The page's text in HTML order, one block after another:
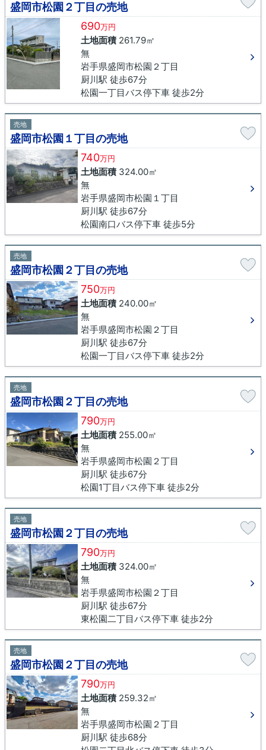
盛岡市松園２丁目の売地
690万円
土地面積261.79㎡
無
岩手県盛岡市松園２丁目
厨川駅 徒歩67分
松園一丁目バス停下車 徒歩2分
売地
盛岡市松園１丁目の売地
740万円
土地面積324.00㎡
無
岩手県盛岡市松園１丁目
厨川駅 徒歩67分
松園南口バス停下車 徒歩5分
売地
盛岡市松園２丁目の売地
750万円
土地面積240.00㎡
無
岩手県盛岡市松園２丁目
厨川駅 徒歩67分
松園一丁目バス停下車 徒歩2分
売地
盛岡市松園２丁目の売地
790万円
土地面積255.00㎡
無
岩手県盛岡市松園２丁目
厨川駅 徒歩67分
松園1丁目バス停下車 徒歩2分
売地
盛岡市松園２丁目の売地
790万円
土地面積324.00㎡
無
岩手県盛岡市松園２丁目
厨川駅 徒歩67分
東松園二丁目バス停下車 徒歩2分
売地
盛岡市松園２丁目の売地
790万円
土地面積259.32㎡
無
岩手県盛岡市松園２丁目
厨川駅 徒歩68分